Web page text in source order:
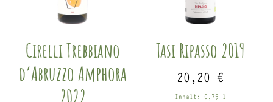
Cirelli Trebbiano
d’Abruzzo Amphora
2022
Tasi Ripasso 2019
20,20€
Inhalt: 0,75 l